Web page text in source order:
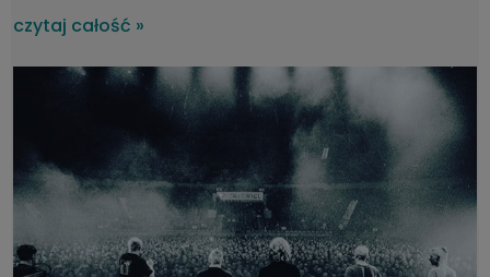
czytaj całość »